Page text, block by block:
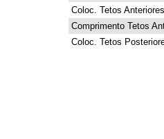
Coloc. Tetos Anteriores
Comprimento Tetos
Coloc. Tetos